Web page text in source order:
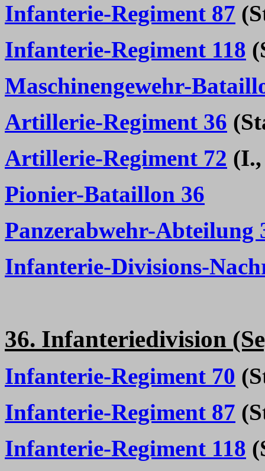
Infanterie-Regiment 87
Infanterie-Regiment 118
Maschinengewehr-
Artillerie-Regiment 36
Artillerie-Regiment 72
Pionier-Bataillon 36
Panzerabwehr-Abteilung
Infanterie-Divisions-
36. Infanteriedivision
Infanterie-Regiment 70
Infanterie-Regiment 87
Infanterie-Regiment 118